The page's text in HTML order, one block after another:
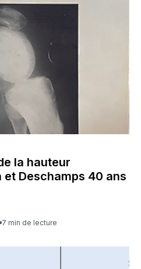
la hauteur
Deschamps 40 ans
7 min de lecture